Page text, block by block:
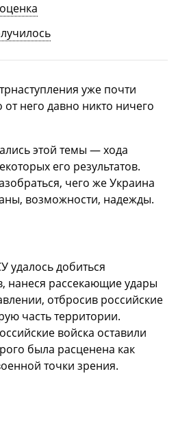
уже почти
от него давно никто ничего
этой темы — хода
его результатов.
чего же Украина
возможности, надежды.
удалось добиться
нанеся рассекающие удары
отбросив российские
часть территории.
войска оставили
была расценена как
точки зрения.